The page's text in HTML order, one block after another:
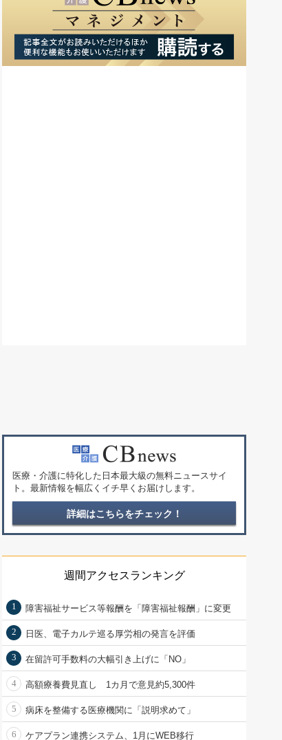
医療・介護に特化した日本最大級の無料ニュースサイ
ト。最新情報を幅広くイチ早くお届けします。
詳細はこちらをチェック！
週間アクセスランキング
1 障害福祉サービス等報酬を「障害福祉報酬」に変更
2 日医、電子カルテ巡る厚労相の発言を評価
3 在留許可手数料の大幅引き上げに「NO」
4 高額療養費見直し 1カ月で意見約5,300件
5 病床を整備する医療機関に「説明求めて」
6 ケアプラン連携システム、1月にWEB移行